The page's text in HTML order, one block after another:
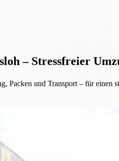
– Stressfreier
Packen und Transport – für